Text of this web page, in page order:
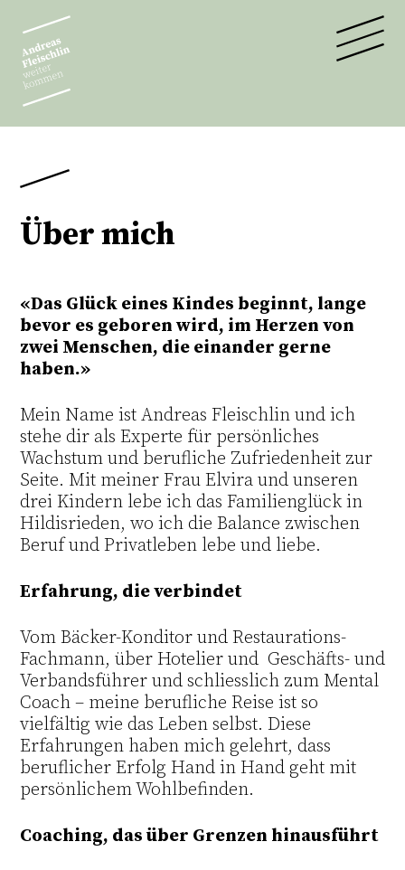
Über mich
«Das Glück eines Kindes beginnt, lange
bevor es geboren wird, im Herzen von
zwei Menschen, die einander gerne
haben.»
Mein Name ist Andreas Fleischlin und ich
stehe dir als Experte für persönliches
Wachstum und berufliche Zufriedenheit zur
Seite. Mit meiner Frau Elvira und unseren
drei Kindern lebe ich das Familienglück in
Hildisrieden, wo ich die Balance zwischen
Beruf und Privatleben lebe und liebe.
Erfahrung, die verbindet
Vom Bäcker-Konditor und Restaurations-
Fachmann, über Hotelier und Geschäfts- und
Verbandsführer und schliesslich zum Mental
Coach – meine berufliche Reise ist so
vielfältig wie das Leben selbst. Diese
Erfahrungen haben mich gelehrt, dass
beruflicher Erfolg Hand in Hand geht mit
persönlichem Wohlbefinden.
Coaching, das über Grenzen hinausführt